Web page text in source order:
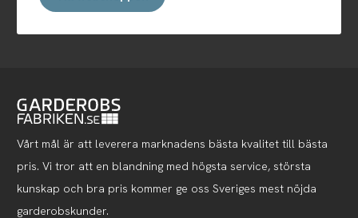
Vårt mål är att leverera marknadens bästa kvalitet till bästa
pris. Vi tror att en blandning med högsta service, största
kunskap och bra pris kommer ge oss Sveriges mest nöjda
garderobskunder.